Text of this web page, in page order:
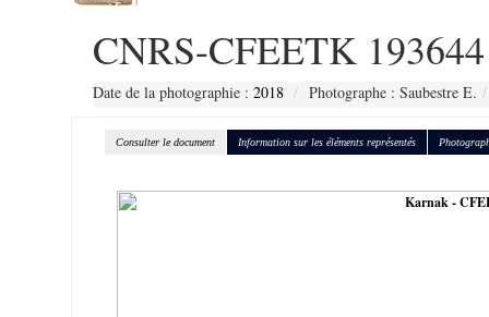
CNRS-CFEETK 193644
Date de la photographie : 2018 Photographe : Saubestre E.
Consulter le document Information sur les éléments représentés